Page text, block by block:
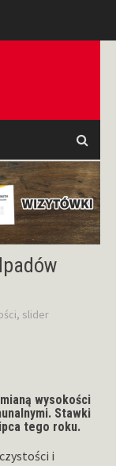
, slider
wysokości
Stawki
tego roku.
i